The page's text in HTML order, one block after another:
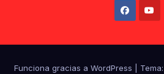
Funciona gracias a WordPress